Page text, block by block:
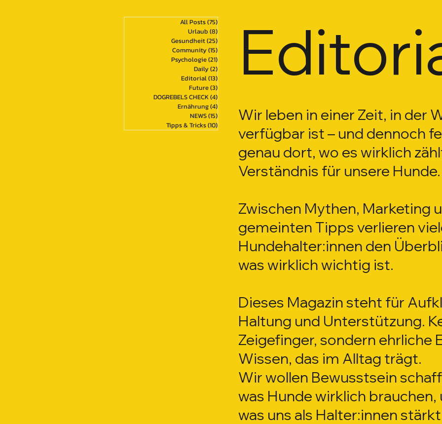
All Posts(75)75 Beiträge
Urlaub (8)8 Beiträge
Gesundheit(25)25 Beiträge
Community(15)15 Beiträge
Psychologie(21)21 Beiträge
Daily(2)2 Beiträge
Editorial(13)13 Beiträge
Future(3)3 Beiträge
DOGREBELS CHECK(4)4 Beiträge
Ernährung(4)4 Beiträge
NEWS(15)15 Beiträge
Tipps & Tricks(10)10 Beiträge
Wir leben in einer Zeit, in der
verfügbar ist – und dennoch
genau dort, wo es wirklich
Verständnis für unsere Hunde.
Zwischen Mythen, Marketing
gemeinten Tipps verlieren
Hundehalter:innen den
was wirklich wichtig ist.
Dieses Magazin steht für
Haltung und Unterstützung.
Zeigefinger, sondern ehrliche
Wissen, das im Alltag trägt.
Wir wollen Bewusstsein
was Hunde wirklich brauchen,
was uns als Halter:innen